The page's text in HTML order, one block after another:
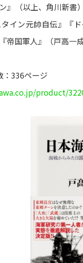
』（以上、角川新
イン元帥自伝』『
帝国軍人』（戸高一
：336ページ
product/